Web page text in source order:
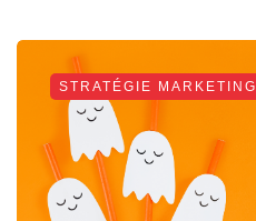
STRATÉGIE MARKETING